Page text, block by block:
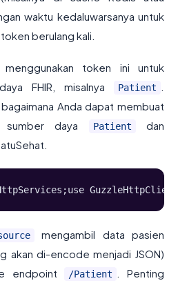
waktu kedaluwarsanya untuk
berulang kali.
menggunakan token ini untuk
FHIR, misalnya
Patient
Anda dapat membuat
sumber daya
Patient
dan
AppHttpServices;use
mengambil data pasien
akan di-encode menjadi JSON)
endpoint
/Patient
. Penting